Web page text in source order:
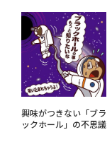
興味がつきない「ブラ
ックホール」の不思議